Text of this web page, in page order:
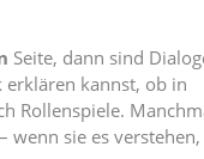
Seite, dann sind
erklären kannst, ob in
Rollenspiele.
wenn sie es